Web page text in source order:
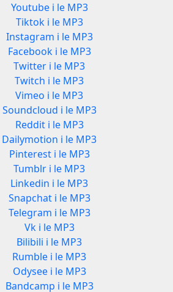
Youtube i le MP3
Tiktok i le MP3
Instagram i le MP3
Facebook i le MP3
Twitter i le MP3
Twitch i le MP3
Vimeo i le MP3
Soundcloud i le MP3
Reddit i le MP3
Dailymotion i le MP3
Pinterest i le MP3
Tumblr i le MP3
Linkedin i le MP3
Snapchat i le MP3
Telegram i le MP3
Vk i le MP3
Bilibili i le MP3
Rumble i le MP3
Odysee i le MP3
Bandcamp i le MP3